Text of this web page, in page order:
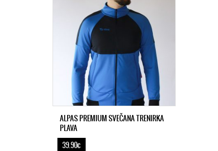
ALPAS PREMIUM SVEČANA TRENIRKA
PLAVA
39.90€